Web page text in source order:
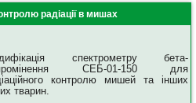
радіації в мишах
спектрометру бета-
СЕБ-01-150 для
контролю мишей та інших
тварин.